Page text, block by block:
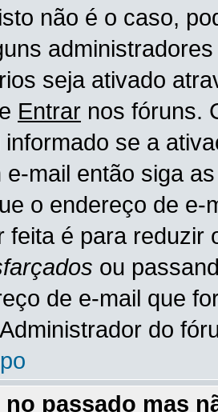
não é o caso,
seja ativado
Entrar nos fóruns.
informado se a
e-mail então siga
o endereço de
feita é para reduzir
ou
de e-mail que
do
no passado mas